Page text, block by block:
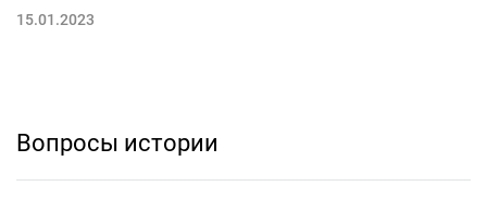
15.01.2023
Вопросы истории